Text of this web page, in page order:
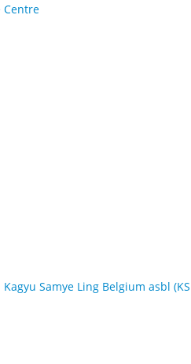
Centre
Samye Ling Belgium asbl